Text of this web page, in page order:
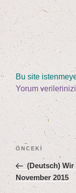
Bu site
Yorum
Yazı
gezinmesi
Önceki
Yazı
ÖNCEKI
(Deutsch)
Novem­ber2015